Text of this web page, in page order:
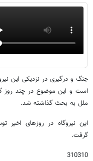
جنگ و درگیری در نزدیکی این
است و این موضوع در چند روز
ملل به بحث گذاشته شد.
این نیروگاه در روزهای اخیر
گرفت.
310310